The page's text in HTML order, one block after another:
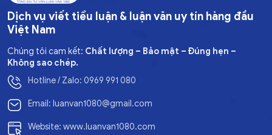
Dịch vụ viết tiểu luận & luận văn uy tín hàng đầu
Việt Nam
Chúng tôi cam kết: Chất lượng – Bảo mật – Đúng hẹn –
Không sao chép.
Hotline / Zalo: 0969 991 080
Email: luanvan1080@gmail.com
Website: www.luanvan1080.com